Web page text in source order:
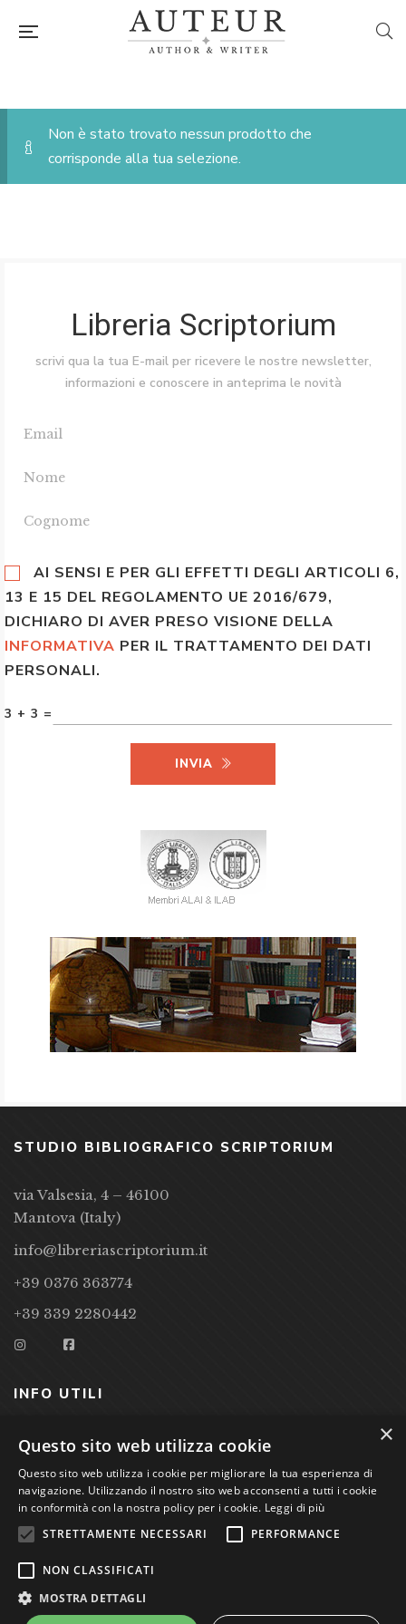
Non è stato trovato nessun prodotto che
corrisponde alla tua selezione.
Libreria Scriptorium
scrivi qua la tua E-mail per ricevere le nostre newsletter,
informazioni e conoscere in anteprima le novità
AI SENSI E PER GLI EFFETTI DEGLI ARTICOLI 6,
13 E 15 DEL REGOLAMENTO UE 2016/679,
DICHIARO DI AVER PRESO VISIONE DELLA
INFORMATIVA PER IL TRATTAMENTO DEI DATI
PERSONALI.
3 + 3 =
INVIA
STUDIO BIBLIOGRAFICO SCRIPTORIUM
via Valsesia, 4 – 46100
Mantova (Italy)
info@libreriascriptorium.it
+39 0376 363774
+39 339 2280442
INFO UTILI
CONDIZIONI DI VENDITA
PRIVACY POLICY
COOKIE POLICY
Studio Bibliografico Scriptorium Dott.ssa Sara Bassi VAT
nr. 01744000207
×
Questo sito web utilizza cookie
Questo sito web utilizza i cookie per migliorare la tua esperienza di
navigazione. Utilizzando il nostro sito web acconsenti a tutti i cookie
in conformità con la nostra policy per i cookie. Leggi di più
STRETTAMENTE NECESSARI
PERFORMANCE
NON CLASSIFICATI
MOSTRA DETTAGLI